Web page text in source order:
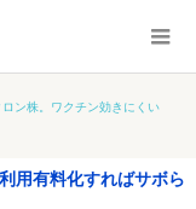
ン株。ワクチン効きにくい
用有料化すればサボら